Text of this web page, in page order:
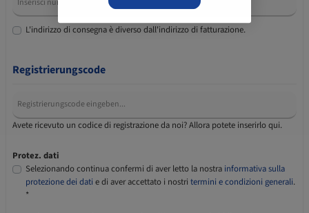
L'indirizzo di consegna è diverso dall'indirizzo di fatturazione.
Registrierungscode
Avete ricevuto un codice di registrazione da noi? Allora potete inserirlo qui.
Protez. dati
Selezionando continua confermi di aver letto la nostra informativa sulla
protezione dei dati e di aver accettato i nostritermini e condizioni generali.
*